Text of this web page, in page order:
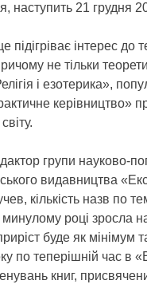
наступить 21 грудня
підігріває інтерес до
не тільки
і езотерика»,
керівництво»
групи науково-
видавництва
кількість назв по
минулому році зросла
буде як мінімум
по теперішній час в
книг,